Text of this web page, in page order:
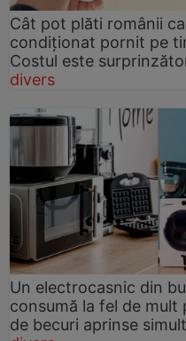
Cât pot plăti românii
condiționat pornit pe
Costul este
divers
Un electrocasnic din
consumă la fel de mult
de becuri aprinse